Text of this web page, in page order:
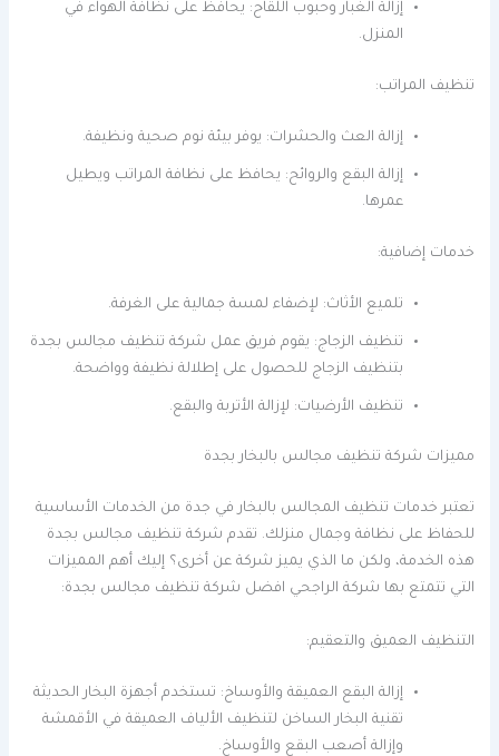
إزالة الغبار وحبوب اللقاح: يحافظ على نظافة الهواء في
المنزل.
تنظيف المراتب:
إزالة العث والحشرات: يوفر بيئة نوم صحية ونظيفة.
إزالة البقع والروائح: يحافظ على نظافة المراتب ويطيل
عمرها.
خدمات إضافية:
تلميع الأثاث: لإضفاء لمسة جمالية على الغرفة.
تنظيف الزجاج: يقوم فريق عمل شركة تنظيف مجالس بجدة
بتنظيف الزجاج للحصول على إطلالة نظيفة وواضحة.
تنظيف الأرضيات: لإزالة الأتربة والبقع.
مميزات شركة تنظيف مجالس بالبخار بجدة
تعتبر خدمات تنظيف المجالس بالبخار في جدة من الخدمات الأساسية
للحفاظ على نظافة وجمال منزلك. تقدم شركة تنظيف مجالس بجدة
هذه الخدمة، ولكن ما الذي يميز شركة عن أخرى؟ إليك أهم المميزات
التي تتمتع بها شركة الراجحي افضل شركة تنظيف مجالس بجدة:
التنظيف العميق والتعقيم:
إزالة البقع العميقة والأوساخ: تستخدم أجهزة البخار الحديثة
تقنية البخار الساخن لتنظيف الألياف العميقة في الأقمشة
وإزالة أصعب البقع والأوساخ.